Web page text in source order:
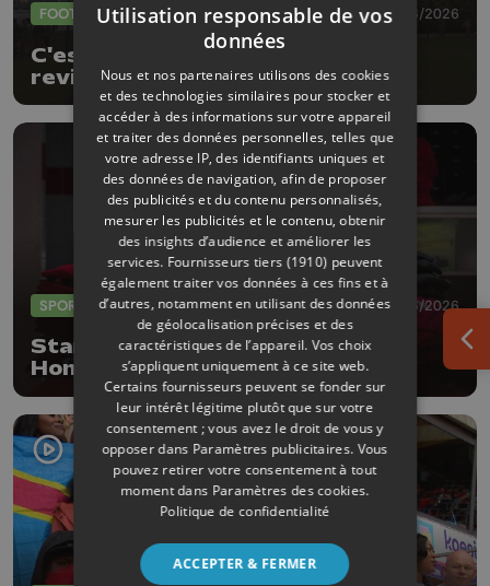
FOOTBALL 29/06/2026
C'est officiel: Jonathan Legear
revient au Standard, comme
entraîneur adjoint
SPORTS 24/06/2026
Standard : nouveaux maillots
Homme 2026-2027
Utilisation responsable de vos
données
Nous et nos partenaires utilisons des cookies
et des technologies similaires pour stocker et
accéder à des informations sur votre appareil
et traiter des données personnelles, telles que
votre adresse IP, des identifiants uniques et
des données de navigation, afin de proposer
des publicités et du contenu personnalisés,
mesurer les publicités et le contenu, obtenir
des insights d’audience et améliorer les
services. Fournisseurs tiers (1910) peuvent
également traiter vos données à ces fins et à
d’autres, notamment en utilisant des données
de géolocalisation précises et des
caractéristiques de l’appareil. Vos choix
s’appliquent uniquement à ce site web.
Certains fournisseurs peuvent se fonder sur
leur intérêt légitime plutôt que sur votre
consentement ; vous avez le droit de vous y
opposer dans Paramètres publicitaires. Vous
pouvez retirer votre consentement à tout
moment dans Paramètres des cookies.
Politique de confidentialité
ACCEPTER & FERMER